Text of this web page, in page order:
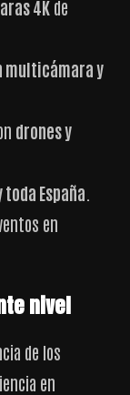
4Kde
multicámara y
drones y
España
en
nivel
de los
en